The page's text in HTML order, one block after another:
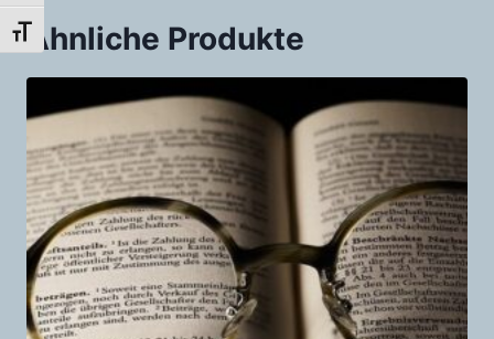
Schrift vergrößern
Ähnliche Produkte